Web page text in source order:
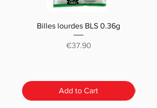
Billes lourdes BLS 0.36g
Price
€37.90
Add to Cart